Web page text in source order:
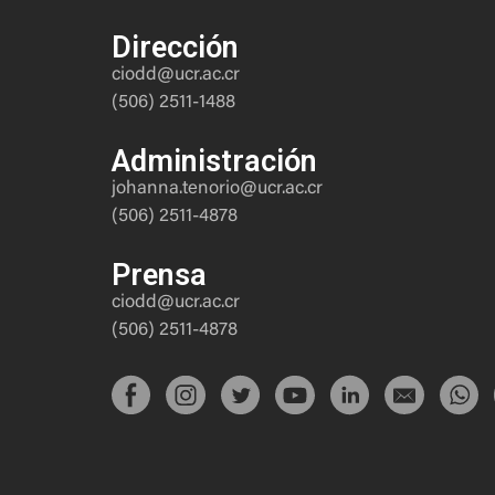
Pixel is partner in the EthicalAI project.
Pixel is partner in the EthicalAI project.
website provides information about the
Public bodies, Training Agencies, Schools,
participants in the International
on Education and people interested in the
(estimated visits are around 12.000 users
each year). They may now learn about and
Dirección
ciodd@ucr.ac.cr
(506) 2511-1488
Administración
johanna.tenorio@ucr.ac.cr
(506) 2511-4878
Prensa
ciodd@ucr.ac.cr
(506) 2511-4878